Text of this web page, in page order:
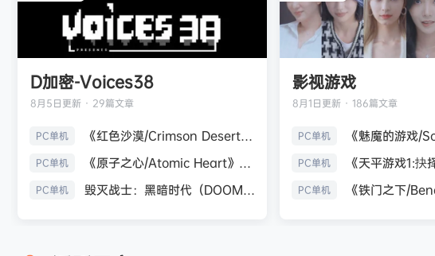
D加密-Voices38
8月5日更新 · 29篇文章
PC单机 《红色沙漠/Crimson Desert》免安装中文版
PC单机 《原子之心/Atomic Heart》免安装中文版
PC单机 毁灭战士：黑暗时代（DOOM: The Dark Ages）免安装中文版
影视游戏
8月1日更新 · 186篇文章
PC单机
PC单机
PC单机